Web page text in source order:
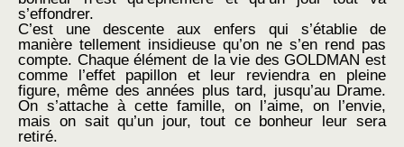
s’effondrer.
C’est une descente aux enfers qui s’établie de
manière tellement insidieuse qu’on ne s’en rend pas
compte. Chaque élément de la vie des GOLDMAN est
comme l’effet papillon et leur reviendra en pleine
figure, même des années plus tard, jusqu’au Drame.
On s’attache à cette famille, on l’aime, on l’envie,
mais on sait qu’un jour, tout ce bonheur leur sera
retiré.